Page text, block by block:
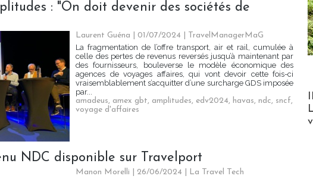
: "On doit devenir des sociétés de
Laurent Guéna | 01/07/2024
TravelManagerMaG
La fragmentation de l’offre transport, air et rail, cumulée à
celle des pertes de revenus reversés jusqu’à maintenant par
des fournisseurs, bouleverse le modèle économique des
agences de voyages affaires, qui vont devoir cette fois-ci
vraisemblablement s’acquitter d’une surcharge GDS imposée
par...
amadeus, amex gbt, amplitudes, edv2024, havas, ndc, sncf,
voyage d'affaires
NDC disponible sur Travelport
Manon Morelli | 26/06/2024
La Travel Tech